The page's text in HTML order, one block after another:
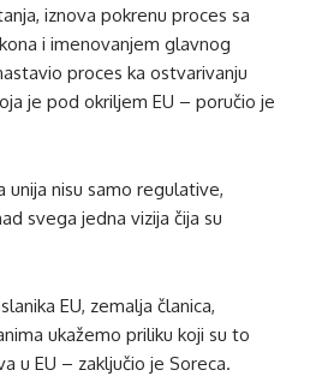
iznova pokrenu proces sa
i imenovanjem glavnog
proces ka ostvarivanju
je pod okriljem EU – poručio je
unija nisu samo regulative,
svega jedna vizija čija su
EU, zemalja članica,
ukažemo priliku koji su to
u EU – zaključio je Soreca.